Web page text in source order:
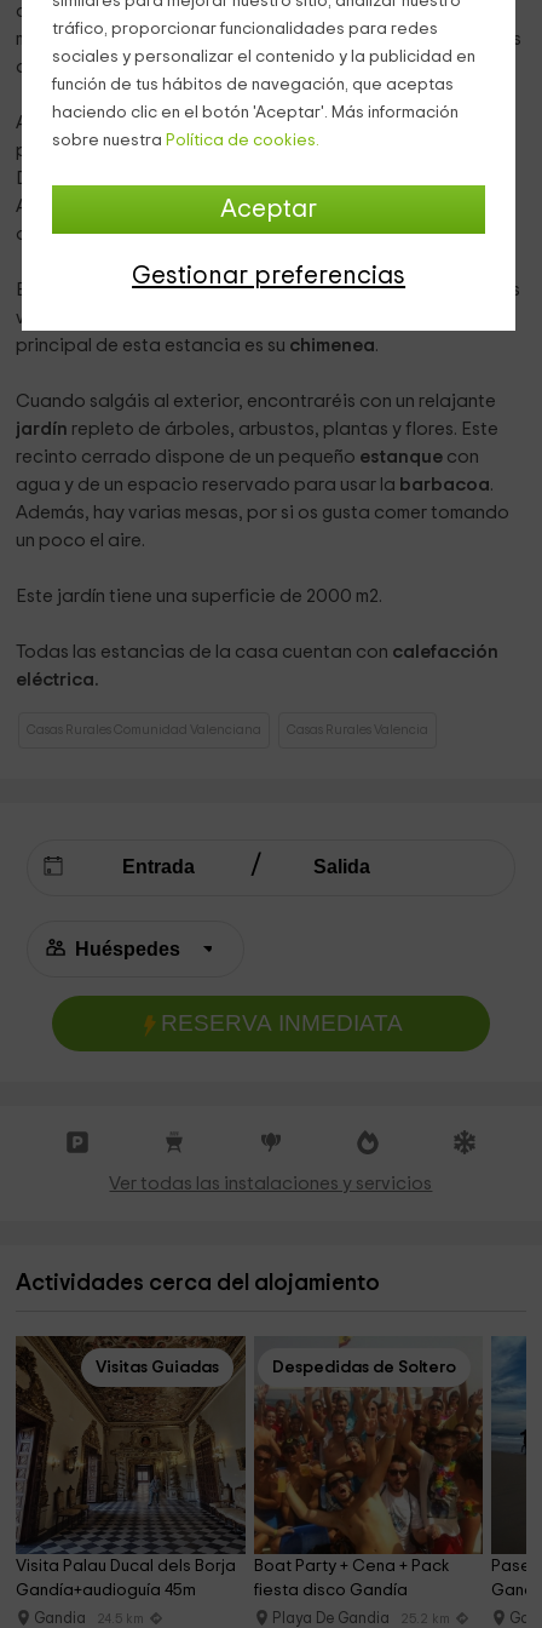
tráfico, proporcionar funcionalidades para redes
sociales y personalizar el contenido y la publicidad en
función de tus hábitos de navegación, que aceptas
haciendo clic en el botón 'Aceptar'. Más información
sobre nuestra Política de cookies.
Aceptar
Gestionar preferencias
con varios sofás modernos y mesas redondas. Otra sala a
modo de salón conseguirá llamar vuestras atención gracias
a los murales y telas que imitan motivos japoneses.
A ello se suman4 cuartos de baños , que son perfectos
para que los podáis compartir los posibles visitantes.
Dejamos a vuestra disposición toallas y secador de pelo.
Alguno de ellos cuenta con bañera, y otros con plado de
ducha. Además, la lavadora se encuentra en este espacio.
El salón-comedor es un amplio espacio donde encontraréis
varios sofás y una gran mesa con sillas para comer. Lo
principal de esta estancia es su chimenea.
Cuando salgáis al exterior, encontraréis con un relajante
jardín repleto de árboles, arbustos, plantas y flores. Este
recinto cerrado dispone de un pequeño estanque con
agua y de un espacio reservado para usar la barbacoa.
Además, hay varias mesas, por si os gusta comer tomando
un poco el aire.
Este jardín tiene una superficie de 2000 m2.
Todas las estancias de la casa cuentan con calefacción
eléctrica.
Casas Rurales Comunidad Valenciana Casas Rurales Valencia
RESERVA INMEDIATA
Ver todas las instalaciones y servicios
Actividades cerca del alojamiento
Visitas Guiadas
Visita Palau Ducal dels Borja
Gandía+audioguía 45m
Gandia 24.5 km
Despedidas de Soltero
Boat Party + Cena + Pack
fiesta disco Gandía
Playa De Gandia 25.2 km